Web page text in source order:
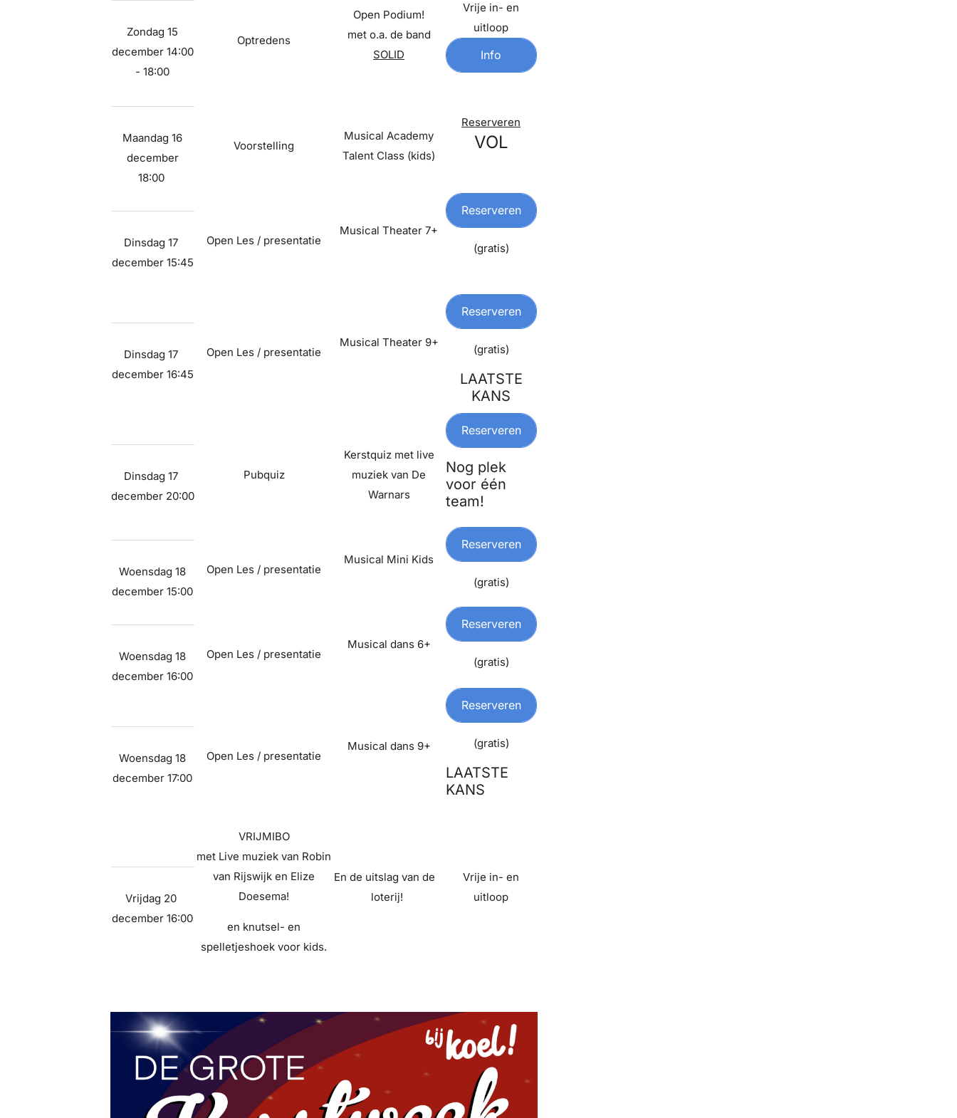
Zondag 15
december 14:00
- 18:00
Optredens
Open Podium!
met o.a. de band
SOLID
Vrije in- en
uitloop
Info
Maandag 16
december
18:00
Voorstelling
Musical Academy
Talent Class (kids)
Reserveren
VOL
Dinsdag 17
december 15:45
Open Les / presentatie
Musical Theater 7+
Reserveren
(gratis)
Dinsdag 17
december 16:45
Open Les / presentatie
Musical Theater 9+
Reserveren
(gratis)
LAATSTE
KANS
Dinsdag 17
december 20:00
Pubquiz
Kerstquiz met live
muziek van De
Warnars
Reserveren
Nog plek
voor één
team!
Woensdag 18
december 15:00
Open Les / presentatie
Musical Mini Kids
Reserveren
(gratis)
Woensdag 18
december 16:00
Open Les / presentatie
Musical dans 6+
Reserveren
(gratis)
Woensdag 18
december 17:00
Open Les / presentatie
Musical dans 9+
Reserveren
(gratis)
LAATSTE
KANS
Vrijdag 20
december 16:00
VRIJMIBO
met Live muziek van Robin
van Rijswijk en Elize
Doesema!
en knutsel- en
spelletjeshoek voor kids.
En de uitslag van de
loterij!
Vrije in- en
uitloop